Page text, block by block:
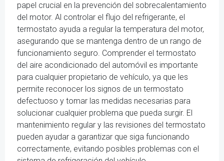
papel crucial en la prevención del sobrecalentamiento
del motor. Al controlar el flujo del refrigerante, el
termostato ayuda a regular la temperatura del motor,
asegurando que se mantenga dentro de un rango de
funcionamiento seguro. Comprender el termostato
del aire acondicionado del automóvil es importante
para cualquier propietario de vehículo, ya que les
permite reconocer los signos de un termostato
defectuoso y tomar las medidas necesarias para
solucionar cualquier problema que pueda surgir. El
mantenimiento regular y las revisiones del termostato
pueden ayudar a garantizar que siga funcionando
correctamente, evitando posibles problemas con el